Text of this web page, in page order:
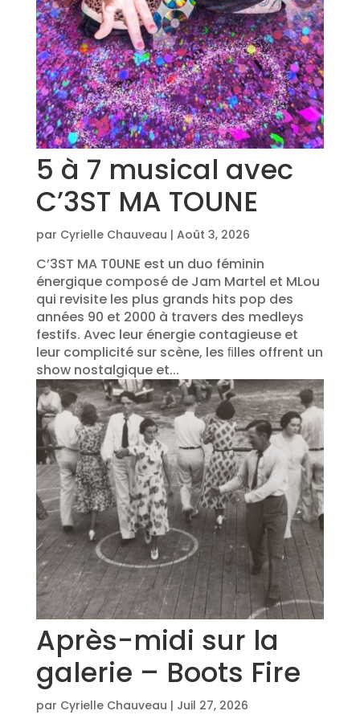
5 à 7 musical avec
C’3ST MA TOUNE
par Cyrielle Chauveau | Août 3, 2026
C’3ST MA T0UNE est un duo féminin
énergique composé de Jam Martel et MLou
qui revisite les plus grands hits pop des
années 90 et 2000 à travers des medleys
festifs. Avec leur énergie contagieuse et
leur complicité sur scène, les ﬁlles offrent un
show nostalgique et...
Après-midi sur la
galerie – Boots Fire
par Cyrielle Chauveau | Juil 27, 2026